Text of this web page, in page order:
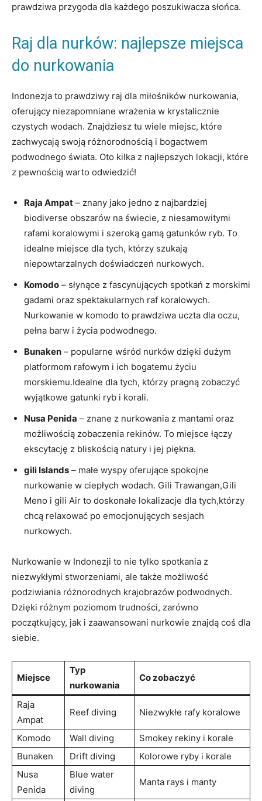
prawdziwa przygoda​ dla ⁣każdego poszukiwacza słońca.
Raj dla⁢ nurków: najlepsze⁢ miejsca
do nurkowania
Indonezja to prawdziwy raj dla miłośników nurkowania,
oferujący niezapomniane wrażenia w⁤ krystalicznie
czystych ⁣wodach. Znajdziesz tu‍ wiele miejsc, które
zachwycają‍ swoją różnorodnością i bogactwem
podwodnego świata. Oto‌ kilka⁤ z⁤ najlepszych lokacji,⁢ które
z pewnością warto odwiedzić!
Raja ⁢Ampat – znany jako ⁣jedno z ​najbardziej
biodiverse ⁢obszarów na⁤ świecie, z‍ niesamowitymi
rafami koralowymi i szeroką gamą gatunków ryb. To
idealne miejsce dla tych, którzy szukają
niepowtarzalnych doświadczeń⁣ nurkowych.
Komodo – słynące z fascynujących spotkań z⁢ morskimi
gadami oraz spektakularnych raf koralowych.
Nurkowanie ⁤w komodo to prawdziwa uczta dla oczu,
‍pełna⁣ barw i życia​ podwodnego.
Bunaken – popularne wśród nurków dzięki dużym
platformom rafowym i ich bogatemu życiu
morskiemu.Idealne ‌dla tych, ‌którzy‌ pragną zobaczyć
wyjątkowe gatunki ⁢ryb‍ i korali.
Nusa Penida – znane z nurkowania​ z mantami ‌oraz
możliwością zobaczenia rekinów. To miejsce łączy
ekscytację z bliskością natury i ⁢jej piękna.
gili Islands –⁢ małe ​wyspy oferujące spokojne
nurkowanie w ciepłych⁢ wodach. Gili Trawangan,Gili
Meno i gili Air to doskonałe ⁢lokalizacje dla tych,którzy
chcą relaxować ⁤po emocjonujących sesjach
nurkowych.
Nurkowanie​ w Indonezji to nie ⁣tylko spotkania z
niezwykłymi ⁤stworzeniami, ale także możliwość
podziwiania różnorodnych krajobrazów ​podwodnych.
Dzięki różnym​ poziomom trudności, zarówno
początkujący, jak ‍i zaawansowani nurkowie znajdą coś dla
siebie.
Miejsce
Typ
nurkowania
Co zobaczyć
Raja
Ampat
Reef diving Niezwykłe rafy koralowe
Komodo Wall diving
Smokey rekiny i korale
Bunaken
Drift⁣ diving
Kolorowe ryby i korale
Nusa
Penida
Blue water
diving
Manta ⁢rays i manty